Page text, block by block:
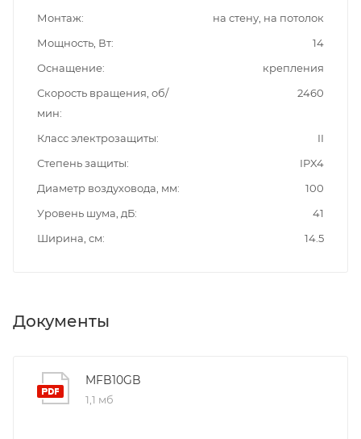
Монтаж
на стену, на потолок
Мощность, Вт
14
Оснащение
крепления
Скорость вращения, об/
мин
2460
Класс электрозащиты
II
Степень защиты
IPX4
Диаметр воздуховода, мм
100
Уровень шума, дБ
41
Ширина, см
14.5
Документы
MFB10GB
1,1 мб